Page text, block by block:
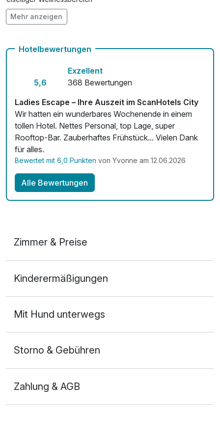
pro Tag
Hunde im Hotel erlaubt für 25,00 € pro Stück / Tag
Fahrradverleih
Fitnessgeräte stehen bereit
Kostenloses W-LAN
Zimmerservice verfügbar
Mit Hotelbar
Mehr anzeigen
Hotelbewertungen
5,6
Exzellent
368 Bewertungen
Ladies Escape – Ihre Auszeit im ScanHotels City
Wir hatten ein wunderbares Wochenende in einem
tollen Hotel. Nettes Personal, top Lage, super
Rooftop-Bar. Zauberhaftes Frühstück... Vielen Dank
für alles.
Bewertet mit 6,0 Punkten von Yvonne am 12.06.2026
Alle Bewertungen
Zimmer & Preise
2 Erwachsene
Kinderermäßigungen
Mit Hund unterwegs
Storno & Gebühren
Zahlung & AGB